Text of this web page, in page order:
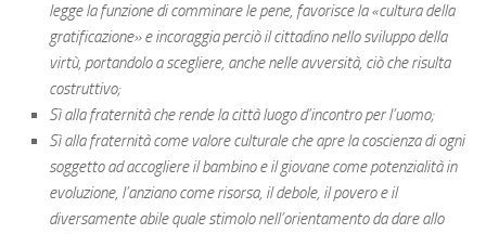
legge la funzione di comminare le pene, favorisce la «cultura della
gratificazione» e incoraggia perciò il cittadino nello sviluppo della
virtù, portandolo a scegliere, anche nelle avversità, ciò che risulta
costruttivo;
Sì alla fraternità che rende la città luogo d’incontro per l’uomo;
Sì alla fraternità come valore culturale che apre la coscienza di ogni
soggetto ad accogliere il bambino e il giovane come potenzialità in
evoluzione, l’anziano come risorsa, il debole, il povero e il
diversamente abile quale stimolo nell’orientamento da dare allo